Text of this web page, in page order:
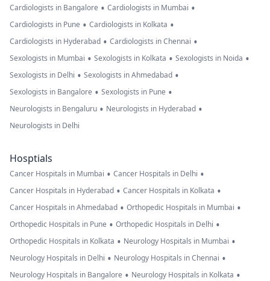
Cardiologists in Bangalore • Cardiologists in Mumbai •
Cardiologists in Pune • Cardiologists in Kolkata •
Cardiologists in Hyderabad • Cardiologists in Chennai •
Sexologists in Mumbai • Sexologists in Kolkata • Sexologists in Noida •
Sexologists in Delhi • Sexologists in Ahmedabad •
Sexologists in Bangalore • Sexologists in Pune •
Neurologists in Bengaluru • Neurologists in Hyderabad •
Neurologists in Delhi
Hosptials
Cancer Hospitals in Mumbai • Cancer Hospitals in Delhi •
Cancer Hospitals in Hyderabad • Cancer Hospitals in Kolkata •
Cancer Hospitals in Ahmedabad • Orthopedic Hospitals in Mumbai •
Orthopedic Hospitals in Pune • Orthopedic Hospitals in Delhi •
Orthopedic Hospitals in Kolkata • Neurology Hospitals in Mumbai •
Neurology Hospitals in Delhi • Neurology Hospitals in Chennai •
Neurology Hospitals in Bangalore • Neurology Hospitals in Kolkata •